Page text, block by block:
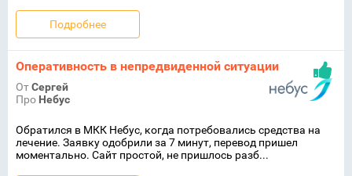
Подробнее
Оперативность в непредвиденной ситуации
ОтСергей
Про Небус
Обратился в МКК Небус, когда потребовались средства на
лечение. Заявку одобрили за 7 минут, перевод пришел
моментально. Сайт простой, не пришлось разб...